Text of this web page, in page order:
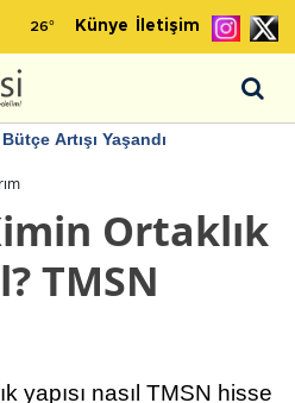
26° Künye İletişim
Artışı Yaşandı
Ortaklık
TMSN
yapısı nasıl TMSN hisse